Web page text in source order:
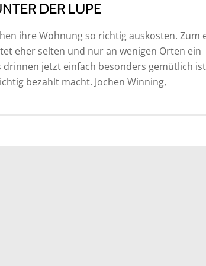
DER LUPE
ihre Wohnung so richtig auskosten. Zum
eher selten und nur an wenigen Orten ein
jetzt einfach besonders gemütlich
bezahlt macht. Jochen Winning,